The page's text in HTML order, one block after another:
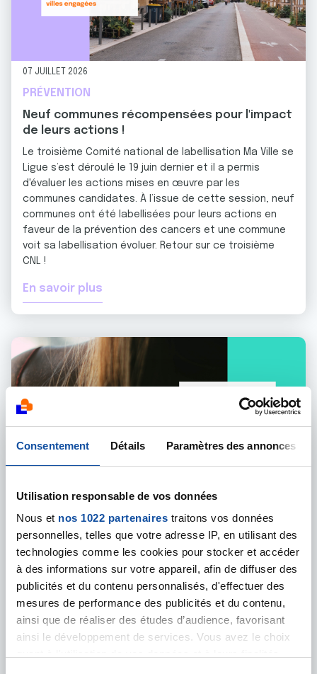
Consentement Détails Paramètres des annonces
Utilisation responsable de vos données
Nous et nos 1022 partenaires traitons vos données
personnelles, telles que votre adresse IP, en utilisant des
technologies comme les cookies pour stocker et accéder
à des informations sur votre appareil, afin de diffuser des
publicités et du contenu personnalisés, d'effectuer des
mesures de performance des publicités et du contenu,
ainsi que de réaliser des études d’audience, favorisant
ainsi le développement de services. Vous avez le choix
07 JUILLET 2026
PRÉVENTION
Neuf communes récompensées pour l'impact
de leurs actions !
Le troisième Comité national de labellisation Ma Ville se
Ligue s’est déroulé le 19 juin dernier et il a permis
d'évaluer les actions mises en œuvre par les
communes candidates. À l’issue de cette session, neuf
communes ont été labellisées pour leurs actions en
faveur de la prévention des cancers et une commune
voit sa labellisation évoluer. Retour sur ce troisième
CNL !
En savoir plus
03 JUILLET 2026
PAROLES DE PERSONNES MALADES
Touchées par un cancer de la peau, elles
De l'annonce du cancer de la peau au parcours de soin,
en passant par leur rencontre avec la Ligue contre le